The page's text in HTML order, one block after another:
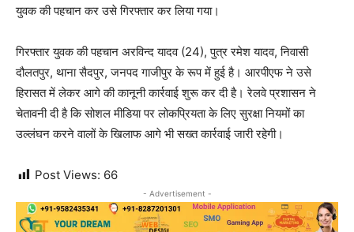
युवक की पहचान कर उसे गिरफ्तार कर लिया गया।
गिरफ्तार युवक की पहचान अरविन्द यादव (24), पुत्र रमेश यादव, निवासी
दौलतपुर, थाना सैदपुर, जनपद गाजीपुर के रूप में हुई है। आरपीएफ ने उसे
हिरासत में लेकर आगे की कानूनी कार्रवाई शुरू कर दी है। रेलवे प्रशासन ने
चेतावनी दी है कि सोशल मीडिया पर लोकप्रियता के लिए सुरक्षा नियमों का
उल्लंघन करने वालों के खिलाफ आगे भी सख्त कार्रवाई जारी रहेगी।
Post Views: 66
- Advertisement -